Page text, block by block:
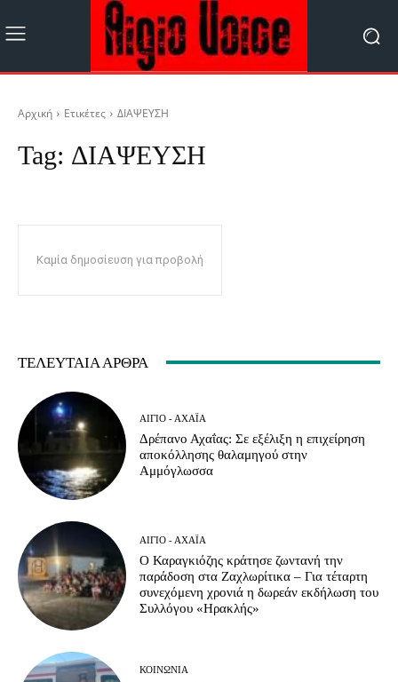
Αρχική Ετικέτες ΔΙΑΨΕΥΣΗ
Tag: ΔΙΑΨΕΥΣΗ
Καμία δημοσίευση για προβολή
ΤΕΛΕΥΤΑΊΑ ΆΡΘΡΑ
ΑΊΓΙΟ - ΑΧΑΪ́Α
Δρέπανο Αχαΐας: Σε εξέλιξη η επιχείρηση
αποκόλλησης θαλαμηγού στην
Αμμόγλωσσα
ΑΊΓΙΟ - ΑΧΑΪ́Α
Ο Καραγκιόζης κράτησε ζωντανή την
παράδοση στα Ζαχλωρίτικα – Για τέταρτη
συνεχόμενη χρονιά η δωρεάν εκδήλωση του
Συλλόγου «Ηρακλής»
ΚΟΙΝΩΝΊΑ